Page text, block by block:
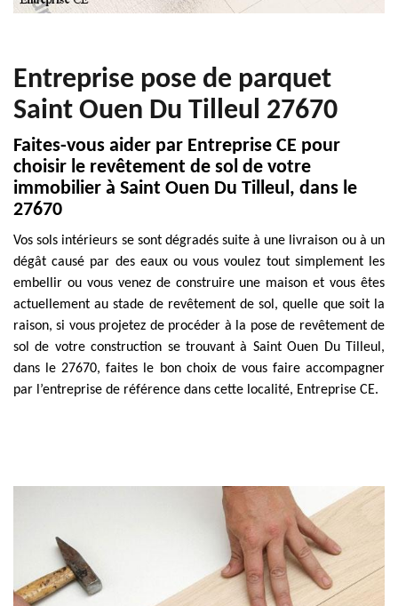
Entreprise pose de parquet
Saint Ouen Du Tilleul 27670
Faites-vous aider par Entreprise CE pour
choisir le revêtement de sol de votre
immobilier à Saint Ouen Du Tilleul, dans le
27670
Vos sols intérieurs se sont dégradés suite à une livraison ou à un
dégât causé par des eaux ou vous voulez tout simplement les
embellir ou vous venez de construire une maison et vous êtes
actuellement au stade de revêtement de sol, quelle que soit la
raison, si vous projetez de procéder à la pose de revêtement de
sol de votre construction se trouvant à Saint Ouen Du Tilleul,
dans le 27670, faites le bon choix de vous faire accompagner
par l’entreprise de référence dans cette localité, Entreprise CE.